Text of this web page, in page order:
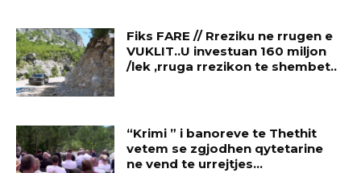
Fiks FARE // Rreziku ne rrugen e
VUKLIT..U investuan 160 miljon
/lek ,rruga rrezikon te shembet..
“Krimi ” i banoreve te Thethit
vetem se zgjodhen qytetarine
ne vend te urrejtjes…